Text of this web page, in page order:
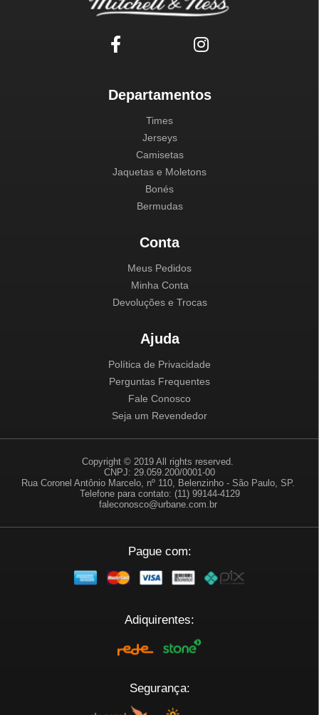
Departamentos
Times
Jerseys
Camisetas
Jaquetas e Moletons
Bonés
Bermudas
Conta
Meus Pedidos
Minha Conta
Devoluções e Trocas
Ajuda
Política de Privacidade
Perguntas Frequentes
Fale Conosco
Seja um Revendedor
Copyright © 2019 All rights reserved.
CNPJ: 29.059.200/0001-00
Rua Coronel Antônio Marcelo, nº 110, Belenzinho - São Paulo, SP.
Telefone para contato: (11) 99144-4129
faleconosco@urbane.com.br
Pague com:
Adiquirentes:
Segurança: